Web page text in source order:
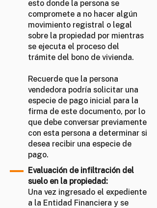
esto donde la persona se
compromete a no hacer algún
movimiento registral o legal
sobre la propiedad por mientras
se ejecuta el proceso del
trámite del bono de vivienda.
Recuerde que la persona
vendedora podría solicitar una
especie de pago inicial para la
firma de este documento, por lo
que debe conversar previamente
con esta persona a determinar si
desea recibir una especie de
pago.
Evaluación de infiltración del
suelo en la propiedad:
Una vez ingresado el expediente
a la Entidad Financiera y se